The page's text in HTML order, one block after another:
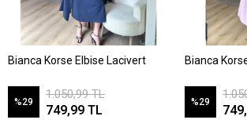
Bianca Korse Elbise Lacivert
%29
1.050,99 TL
749,99 TL
Bianca
%29